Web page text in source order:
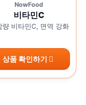
NowFood
비타민C
량 비타민C, 면역 강화
상품 확인하기